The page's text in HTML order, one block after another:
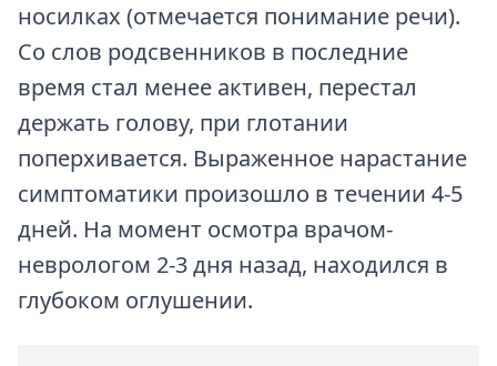
носилках (отмечается понимание речи).
Со слов родсвенников в последние
время стал менее активен, перестал
держать голову, при глотании
поперхивается. Выраженное нарастание
симптоматики произошло в течении 4-5
дней. На момент осмотра врачом-
неврологом 2-3 дня назад, находился в
глубоком оглушении.